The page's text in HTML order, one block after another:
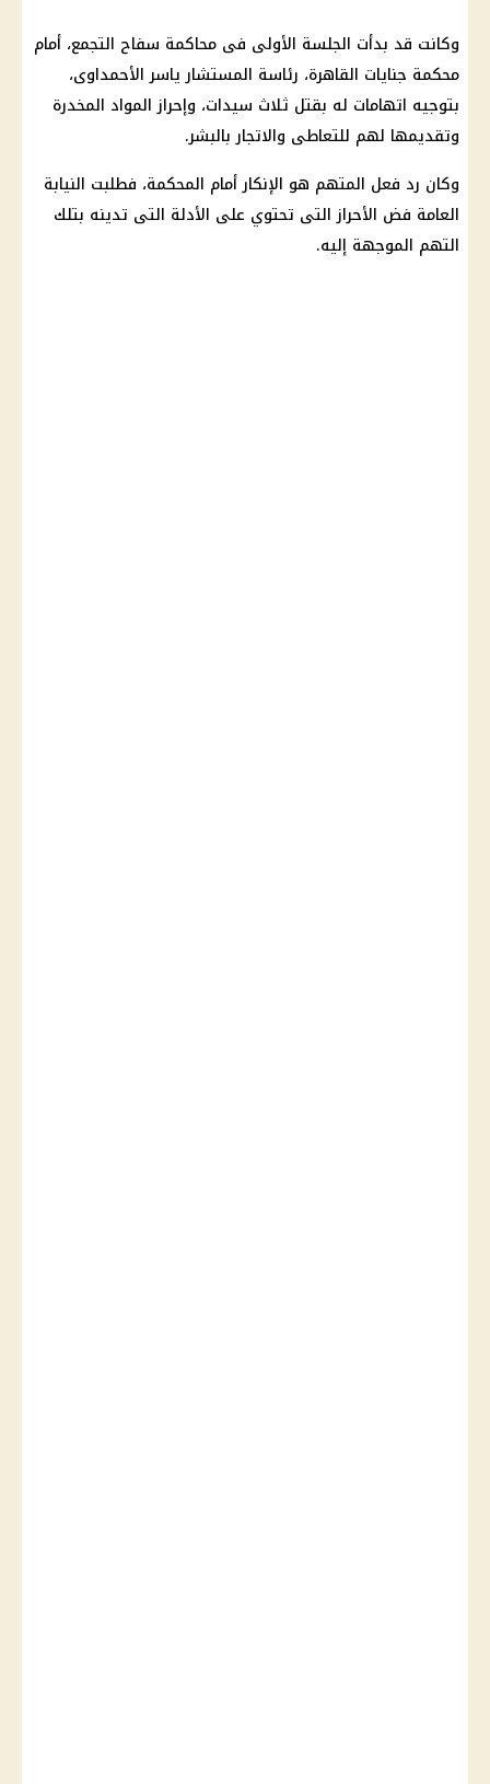
وكانت قد بدأت الجلسة الأولى فى محاكمة سفاح التجمع، أمام
محكمة جنايات القاهرة، رئاسة المستشار ياسر الأحمداوى،
بتوجيه اتهامات له بقتل ثلاث سيدات، وإحراز المواد المخدرة
وتقديمها لهم للتعاطى والاتجار بالبشر.
وكان رد فعل المتهم هو الإنكار أمام المحكمة، فطلبت النيابة
العامة فض الأحراز التى تحتوي على الأدلة التى تدينه بتلك
التهم الموجهة إليه.